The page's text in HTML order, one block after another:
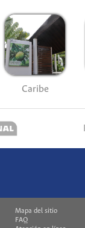
Caribe
Mapa del sitio
FAQ